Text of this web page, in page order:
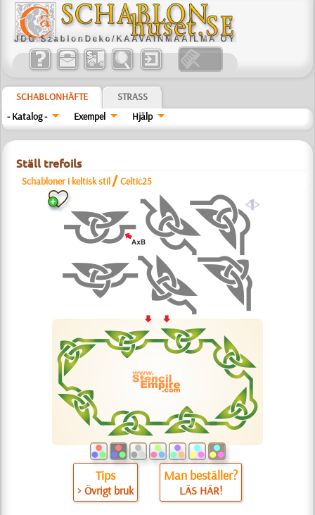
SCHABLONHÄFTE
STRASS
- Katalog -
Exempel Hjälp
Ställ trefoils
Schabloner i keltisk stil /Celtic25
a
Tips
> Övrigt bruk
Man beställer?
LÄS HÄR!